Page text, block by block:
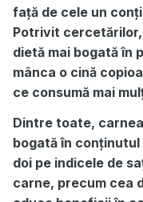
față de cele un
Potrivit
dietă mai bogată în
mânca o cină
ce consumă mai
Dintre toate,
bogată în
doi pe indicele de
carne, precum cea